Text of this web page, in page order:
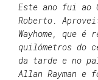
Este ano fui ao
Roberto.
Wayhome, que é
quilómetros do
da tarde e no
Allan Rayman e